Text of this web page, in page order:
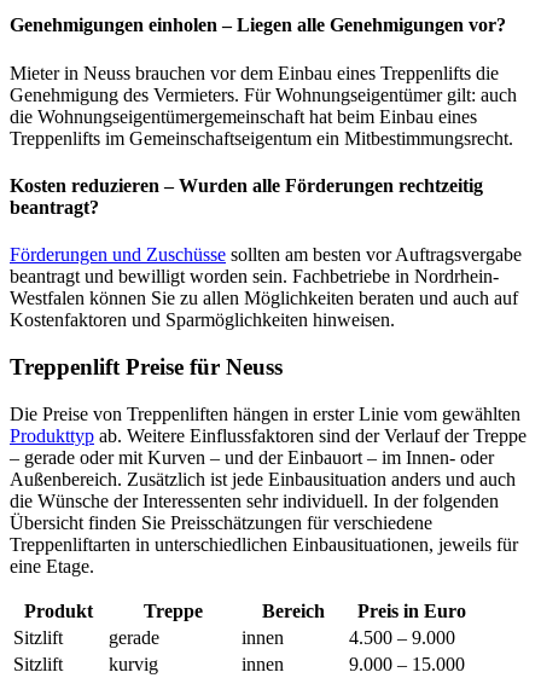
Genehmigungen einholen – Liegen alle Genehmigungen vor?
Mieter in Neuss brauchen vor dem Einbau eines Treppenlifts die
Genehmigung des Vermieters. Für Wohnungseigentümer gilt: auch
die Wohnungseigentümergemeinschaft hat beim Einbau eines
Treppenlifts im Gemeinschaftseigentum ein Mitbestimmungsrecht.
Kosten reduzieren – Wurden alle Förderungen rechtzeitig
beantragt?
Förderungen und Zuschüsse sollten am besten vor Auftragsvergabe
beantragt und bewilligt worden sein. Fachbetriebe in Nordrhein-
Westfalen können Sie zu allen Möglichkeiten beraten und auch auf
Kostenfaktoren und Sparmöglichkeiten hinweisen.
Treppenlift Preise für Neuss
Die Preise von Treppenliften hängen in erster Linie vom gewählten
Produkttyp ab. Weitere Einflussfaktoren sind der Verlauf der Treppe
– gerade oder mit Kurven – und der Einbauort – im Innen- oder
Außenbereich. Zusätzlich ist jede Einbausituation anders und auch
die Wünsche der Interessenten sehr individuell. In der folgenden
Übersicht finden Sie Preisschätzungen für verschiedene
Treppenliftarten in unterschiedlichen Einbausituationen, jeweils für
eine Etage.
Produkt Treppe Bereich
Preis in Euro
Sitzlift
gerade innen
4.500 – 9.000
Sitzlift
kurvig innen
9.000 – 15.000